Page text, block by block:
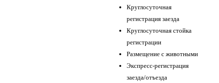
Круглосуточная
регистрация заезда
Круглосуточная стойка
регистрации
Размещение с животными
Экспресс-регистрация
заезда/отъезда